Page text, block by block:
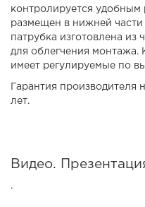
контролируется удобным
размещен в нижней части
патрубка изготовлена из
для облегчения монтажа.
имеет регулируемые по
Гарантия производителя
лет.
Видео.
.